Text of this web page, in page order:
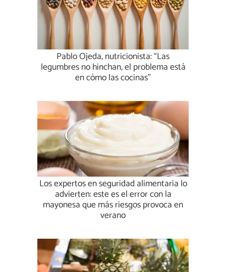
Pablo Ojeda, nutricionista: “Las
legumbres no hinchan, el problema está
en cómo las cocinas”
Los expertos en seguridad alimentaria lo
advierten: este es el error con la
mayonesa que más riesgos provoca en
verano